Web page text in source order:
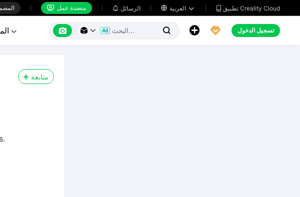
 منضدة عمل  الرسائل    تطبيق Creality Cloud
       تسجيل الدخول
متابعة